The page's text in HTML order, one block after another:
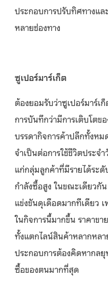
ประกอบการปรับทิศทางแ
หลายช่องทาง
ซูเปอร์มาร์เก็ต
ต้องยอมรับว่าซูเปอร์มาร์เ
การบันทึกว่ามีการเติบโตข
บรรดากิจการค้าปลีกทั้งห
จำเป็นต่อการใช้ชีวิตประจ
แก่กลุ่มลูกค้าที่มีรายได้ระ
กำลังซื้อสูง ในขณะเดียวกั
แข่งขันดุเดือดมากทีเดียว
ในกิจการนี้มากขึ้น ราคาข
ทั้งแตกไลน์สินค้าหลากหล
ประกอบการต้องคิดหากล
ซื้อของตนมากที่สุด